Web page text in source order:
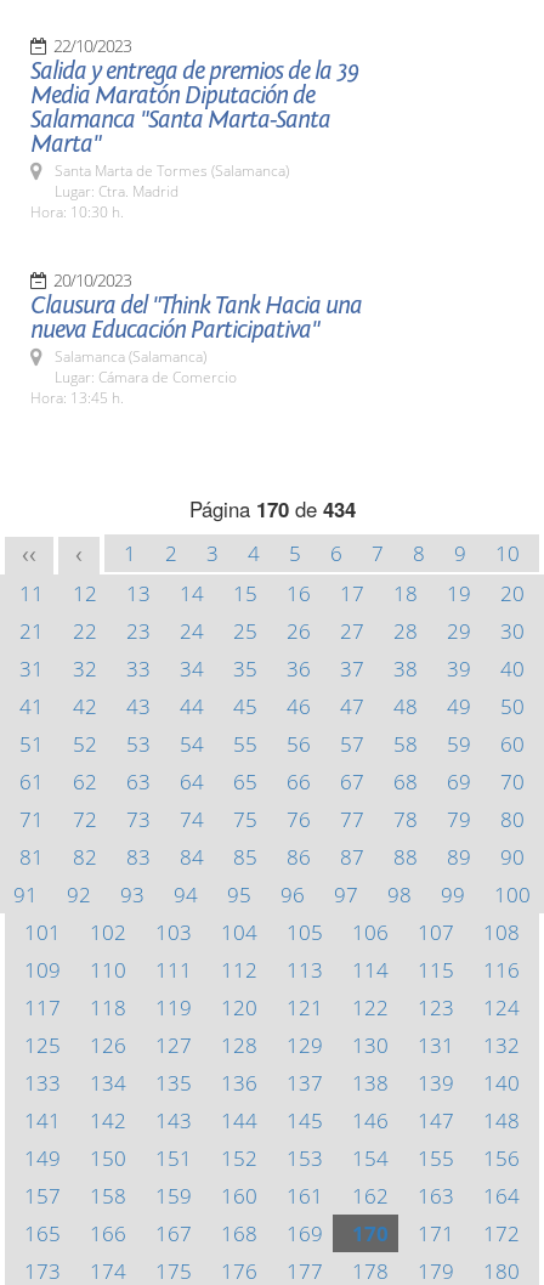
22/10/2023
Salida y entrega de premios de la 39
Media Maratón Diputación de
Salamanca "Santa Marta-Santa
Marta"
Santa Marta de Tormes (Salamanca)
Lugar: Ctra. Madrid
Hora: 10:30 h.
20/10/2023
Clausura del "Think Tank Hacia una
nueva Educación Participativa"
Salamanca (Salamanca)
Lugar: Cámara de Comercio
Hora: 13:45 h.
Página 170de 434
<< < 1 2 3 4 5 6 7 8 9
10
11
12 13 14 15 16 17 18 19
20
21
22 23 24 25 26 27 28 29
30
31
32 33 34 35 36 37 38 39
40
41
42 43 44 45 46 47 48 49
50
51
52 53 54 55 56 57 58 59
60
61
62 63 64 65 66 67 68 69
70
71
72 73 74 75 76 77 78 79
80
81
82 83 84 85 86 87 88 89
90
91
92 93 94 95 96 97 98 99
100
101
102 103 104 105 106 107
108
109
110 111 112 113 114 115
116
117
118 119 120 121 122 123
124
125
126 127 128 129 130 131
132
133
134 135 136 137 138 139
140
141
142 143 144 145 146 147
148
149
150 151 152 153 154 155
156
157
158 159 160 161 162 163
164
165
166 167 168 169 170 171
172
173
174 175 176 177 178 179
180